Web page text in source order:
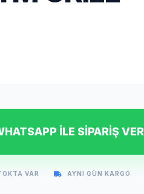
İLE SİPARİŞ VER
VAR AYNI GÜN KARGO